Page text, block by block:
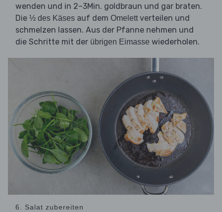
wenden und in 2–3Min. goldbraun und gar braten.
Die ½ des Käses auf dem Omelettverteilen und
schmelzen lassen. Aus der Pfanne nehmen und
die Schritte mit der übrigen Eimasse wiederholen.
6. Salat zubereiten